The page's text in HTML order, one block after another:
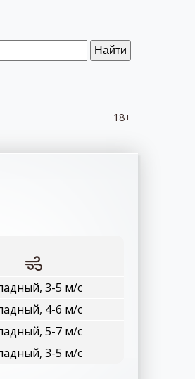
Найти
18+
3-5 м/с
4-6 м/с
5-7 м/с
3-5 м/с